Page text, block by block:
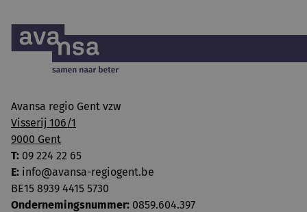
Avansa regio Gent vzw
Visserij 106/1
9000 Gent
T: 09 224 22 65
E: info@avansa-regiogent.be
BE15 8939 4415 5730
Ondernemingsnummer: 0859.604.397